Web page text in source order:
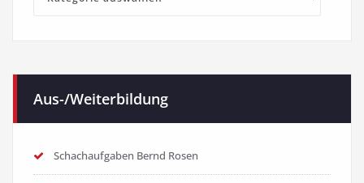
Kategorien
Aus-/Weiterbildung
Schachaufgaben Bernd Rosen